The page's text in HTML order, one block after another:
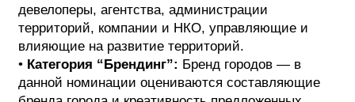
девелоперы, агентства, администрации
территорий, компании и НКО, управляющие и
влияющие на развитие территорий.
• Категория “Брендинг”: Бренд городов — в
данной номинации оцениваются составляющие